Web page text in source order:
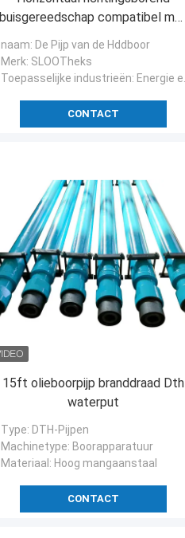
buisgereedschap compatibel met
S135
naam: De Pijp van de Hddboor
Merk: SLOOTheks
Toepasselijke industrieën: Energie en Mijnbouw
CONTACT
15ft olieboorpijp branddraad Dth
waterput
Type: DTH-Pijpen
Machinetype: Boorapparatuur
Materiaal : Hoog mangaanstaal
CONTACT